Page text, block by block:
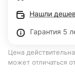
Нашли
Гарантия 5
Цена
может отличаться